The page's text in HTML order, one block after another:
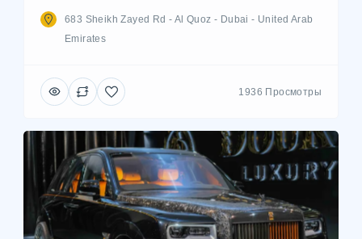
683 Sheikh Zayed Rd - Al Quoz - Dubai - United Arab
Emirates
1936 Просмотры